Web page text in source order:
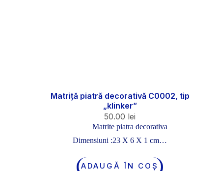
Matriță piatră decorativă C0002, tip
„klinker”
50.00 lei
Matrite piatra decorativa
Dimensiuni :23 X 6 X 1 cm…
ADAUGĂ ÎN COȘ